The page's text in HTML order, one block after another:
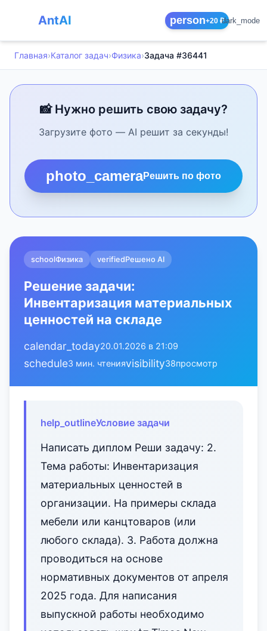
AntAI person+20 ₽dark_mode
Главная›Каталог задач›Физика›Задача #36441
📸 Нужно решить свою задачу?
Загрузите фото — AI решит за секунды!
photo_cameraРешить по фото
schoolФизика verifiedРешено AI
Решение задачи:
Инвентаризация материальных
ценностей на складе
calendar_today20.01.2026 в 21:09
schedule3 мин. чтенияvisibility38просмотр
help_outlineУсловие задачи
Написать диплом Реши задачу: 2.
Тема работы: Инвентаризация
материальных ценностей в
организации. На примеры склада
мебели или канцтоваров (или
любого склада). 3. Работа должна
проводиться на основе
нормативных документов от апреля
2025 года. Для написания
выпускной работы необходимо